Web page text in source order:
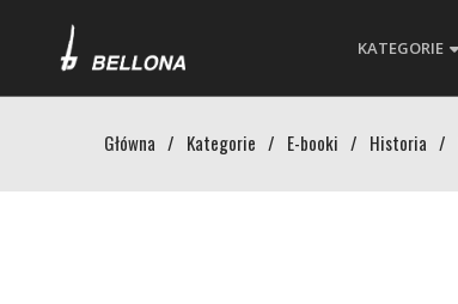
KATEGORIE
Główna / Kategorie / E-booki / Historia /